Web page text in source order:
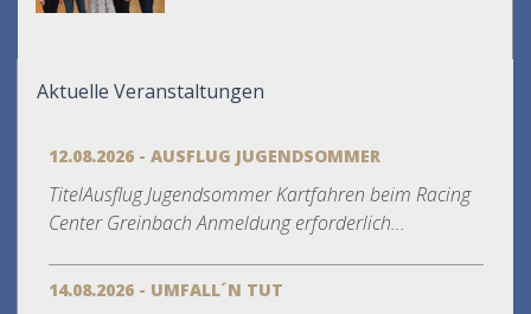
Aktuelle Veranstaltungen
12.08.2026 - AUSFLUG JUGENDSOMMER
TitelAusflug Jugendsommer Kartfahren beim Racing
Center Greinbach Anmeldung erforderlich...
14.08.2026 - UMFALL´N TUT